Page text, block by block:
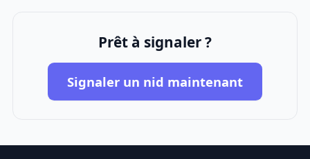
Prêt à signaler ?
Signaler un nid maintenant